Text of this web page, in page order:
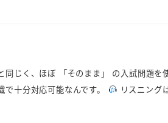
同じく、ほぼ 「そのまま」 の入試問題を
十分対応可能なんです。
リスニング